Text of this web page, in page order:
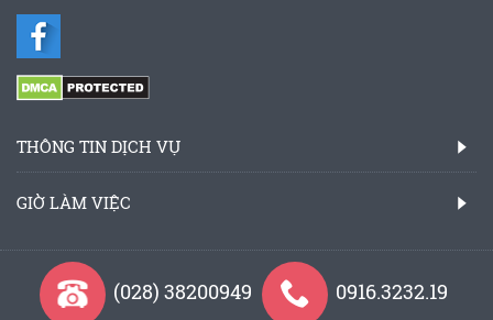
THÔNG TIN DỊCH VỤ
GIỜ LÀM VIỆC
(028) 38200949 0916.3232.19